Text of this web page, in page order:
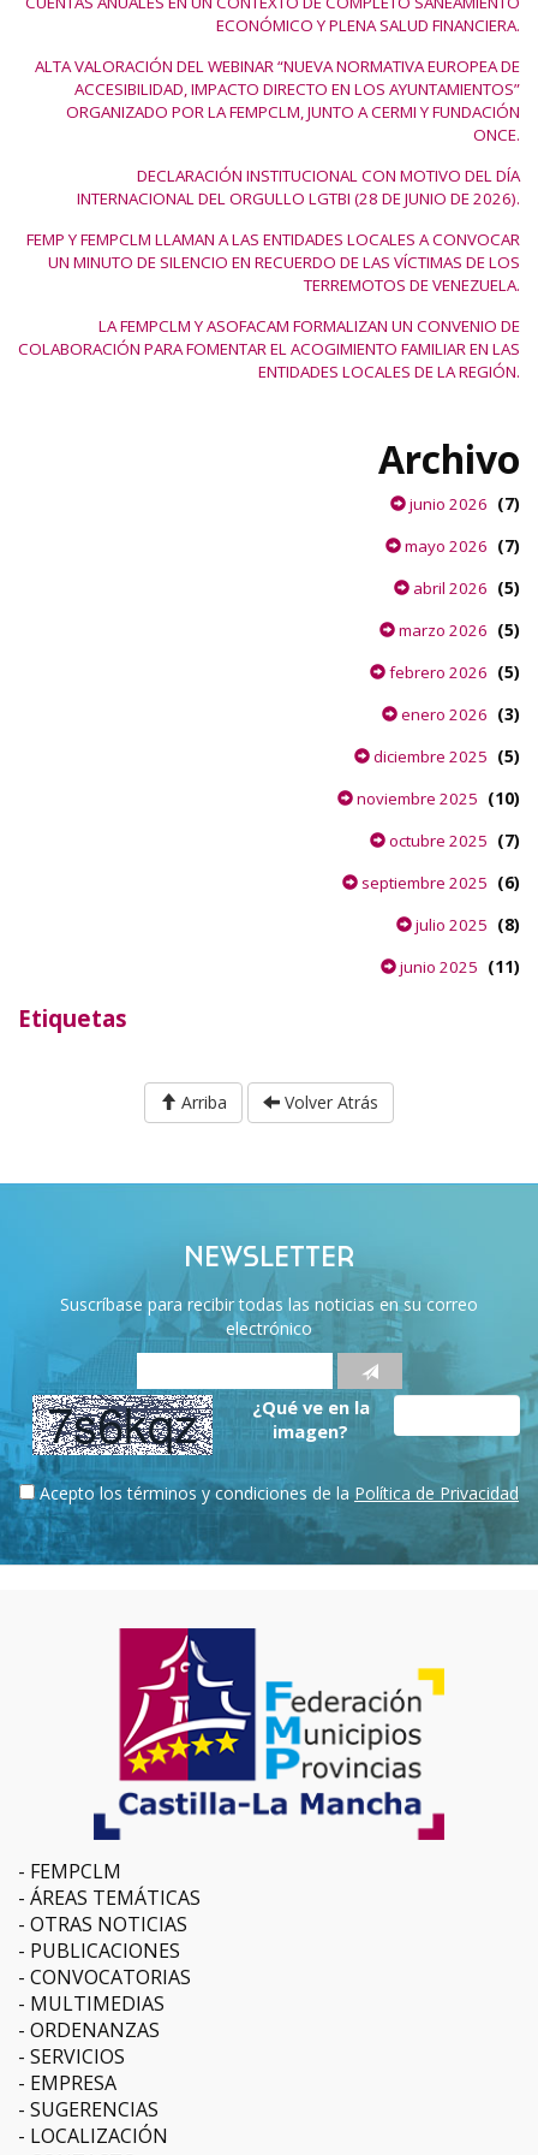
ECONÓMICO Y PLENA SALUD FINANCIERA.
ALTA VALORACIÓN DEL WEBINAR “NUEVA NORMATIVA EUROPEA DE
ACCESIBILIDAD, IMPACTO DIRECTO EN LOS AYUNTAMIENTOS”
ORGANIZADO POR LA FEMPCLM, JUNTO A CERMI Y FUNDACIÓN
ONCE.
DECLARACIÓN INSTITUCIONAL CON MOTIVO DEL DÍA
INTERNACIONAL DEL ORGULLO LGTBI (28 DE JUNIO DE 2026).
FEMP Y FEMPCLM LLAMAN A LAS ENTIDADES LOCALES A CONVOCAR
UN MINUTO DE SILENCIO EN RECUERDO DE LAS VÍCTIMAS DE LOS
TERREMOTOS DE VENEZUELA.
LA FEMPCLM Y ASOFACAM FORMALIZAN UN CONVENIO DE
COLABORACIÓN PARA FOMENTAR EL ACOGIMIENTO FAMILIAR EN LAS
ENTIDADES LOCALES DE LA REGIÓN.
Archivo
junio 2026 (7)
mayo 2026 (7)
abril 2026 (5)
marzo 2026 (5)
febrero 2026 (5)
enero 2026 (3)
diciembre 2025 (5)
noviembre 2025 (10)
octubre 2025 (7)
septiembre 2025 (6)
julio 2025 (8)
junio 2025 (11)
Etiquetas
Arriba Volver Atrás
NEWSLETTER
Suscríbase para recibir todas las noticias en su correo
electrónico
¿Qué ve en la
imagen?
Acepto los términos y condiciones de la Política de Privacidad
FEMPCLM
ÁREAS TEMÁTICAS
OTRAS NOTICIAS
PUBLICACIONES
CONVOCATORIAS
MULTIMEDIAS
ORDENANZAS
SERVICIOS
EMPRESA
SUGERENCIAS
LOCALIZACIÓN